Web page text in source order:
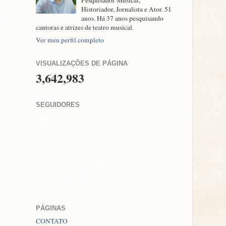
Historiador, Jornalista e Ator. 51
anos. Há 37 anos pesquisando
cantoras e atrizes de teatro musical.
Ver meu perfil completo
VISUALIZAÇÕES DE PÁGINA
3,642,983
SEGUIDORES
PÁGINAS
CONTATO